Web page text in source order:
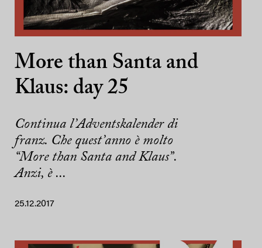
More than Santa and
Klaus: day 25
Continua l’Adventskalender di
franz. Che quest’anno è molto
“More than Santa and Klaus”.
Anzi, è ...
25.12.2017